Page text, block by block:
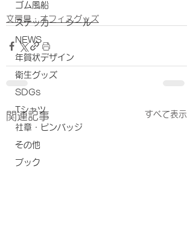
ゴム風船
ステッカー・シール
NEWS
年賀状デザイン
衛生グッズ
SDGs
Tシャツ
社章・ピンバッジ
その他
ブック
文房具・オフィスグッズ
関連記事 すべて表示